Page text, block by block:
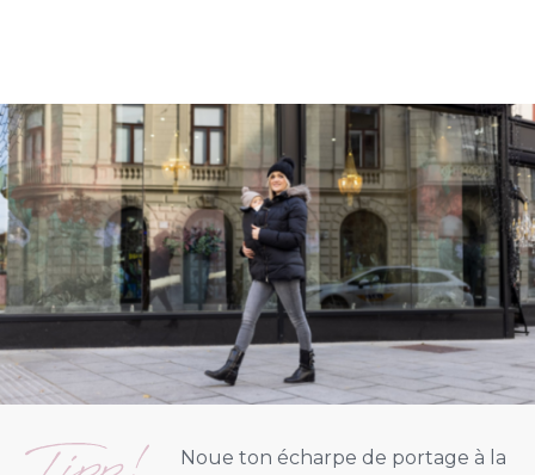
Noue ton écharpe de portage à la